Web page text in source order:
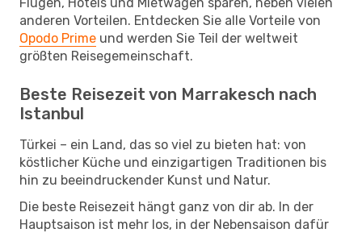
anderen Vorteilen. Entdecken Sie alle Vorteile von
Opodo Prime und werden Sie Teil der weltweit
größten Reisegemeinschaft.
Beste Reisezeit von Marrakesch nach
Istanbul
Türkei – ein Land, das so viel zu bieten hat: von
köstlicher Küche und einzigartigen Traditionen bis
hin zu beeindruckender Kunst und Natur.
Die beste Reisezeit hängt ganz von dir ab. In der
Hauptsaison ist mehr los, in der Nebensaison dafür